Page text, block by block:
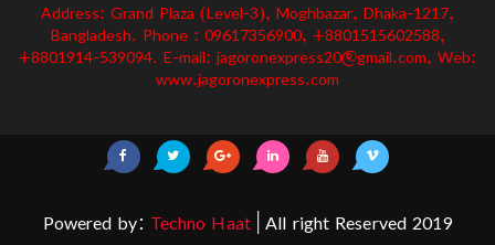
Address: Grand Plaza (Level-3), Moghbazar, Dhaka-1217,
Bangladesh. Phone : 09617356900, +8801515602588,
+8801914-539094. E-mail: jagoronexpress20@gmail.com, Web:
www.jagoronexpress.com
Powered by: Techno Haat| All right Reserved 2019